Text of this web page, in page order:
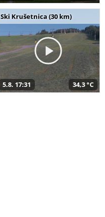
Ski Krušetnica (30 km)
5.8. 17:31 34,3 °C